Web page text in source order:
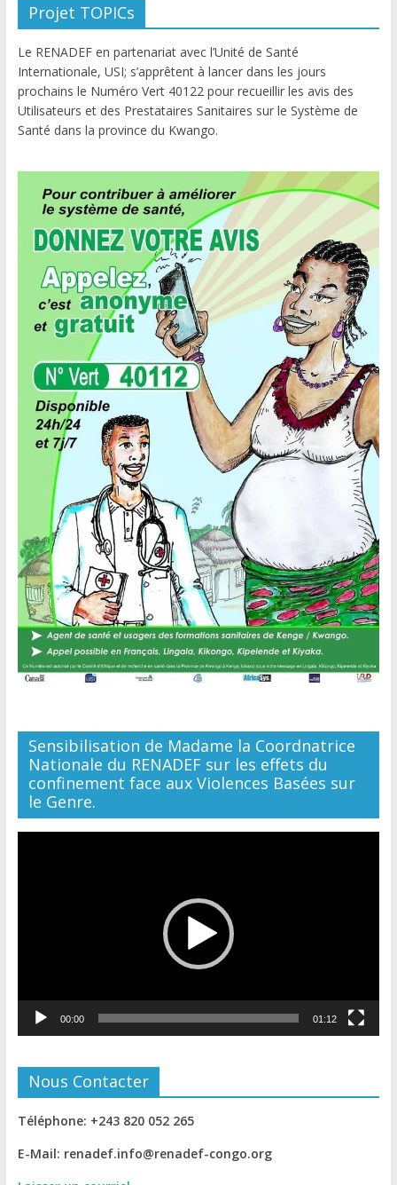
Projet TOPICs
Le RENADEF en partenariat avec l’Unité de Santé
Internationale, USI; s’apprêtent à lancer dans les jours
prochains le Numéro Vert 40122 pour recueillir les avis des
Utilisateurs et des Prestataires Sanitaires sur le Système de
Santé dans la province du Kwango.
Sensibilisation de Madame la Coordnatrice
Nationale du RENADEF sur les effets du
confinement face aux Violences Basées sur
le Genre.
00:00 01:12
Nous Contacter
Téléphone: +243 820 052 265
E-Mail: renadef.info@renadef-congo.org